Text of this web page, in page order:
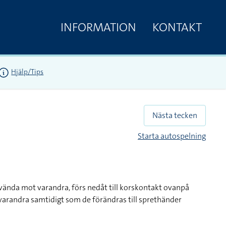
INFORMATION KONTAKT
Hjälp/Tips
Nästa tecken
Starta autospelning
mot varandra, förs nedåt till korskontakt ovanpå
samtidigt som de förändras till sprethänder